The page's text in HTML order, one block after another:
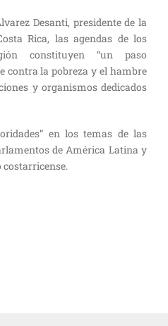
Desanti, presidente de la
Rica, las agendas de los
constituyen “un paso
contra la pobreza y el hambre
y organismos dedicados
en los temas de las
de América Latina y
costarricense.